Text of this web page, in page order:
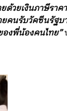
วยเงินภาษีราค
คนรับวัคซีนรัฐบ
องพี่น้องคนไทย”